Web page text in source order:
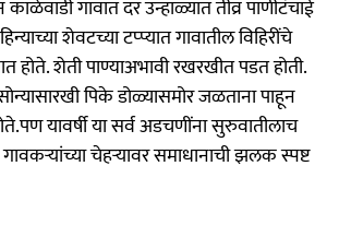
काळेवाडी गावात दर उन्हाळ्यात तीव्र पाणीटंचाई
शेवटच्या टप्प्यात गावातील विहिरींचे
होते. शेती पाण्याअभावी रखरखीत पडत होती.
पिके डोळ्यासमोर जळताना पाहून
यावर्षी या सर्व अडचणींना सुरुवातीलाच
गावकऱ्यांच्या चेहऱ्यावर समाधानाची झलक स्पष्ट